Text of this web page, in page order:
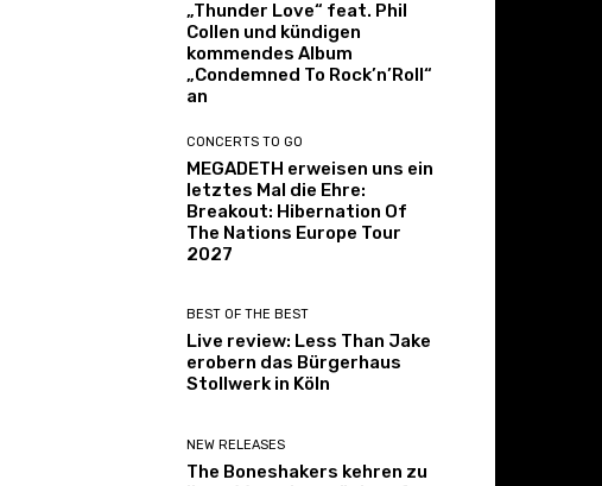
„Thunder Love“ feat. Phil
Collen und kündigen
kommendes Album
„Condemned To Rock’n’Roll“
an
CONCERTS TO GO
MEGADETH erweisen uns ein
letztes Mal die Ehre:
Breakout: Hibernation Of
The Nations Europe Tour
2027
BEST OF THE BEST
Live review: Less Than Jake
erobern das Bürgerhaus
Stollwerk in Köln
NEW RELEASES
The Boneshakers kehren zu